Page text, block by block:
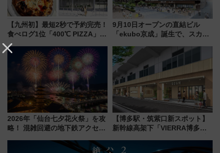
【九州初】最短2秒で予約完売！
食べログ1位「400℃ PIZZA」が
博多駅すぐの明治公園に8/7オー
プン。もつ鍋風など限定メニュ
ーも
9月10日オープンの直結ビル
「ekubo京成」誕生で、スカイ
新鎌ヶ谷はどう変わる？ 全テナ
ント情報も公開！
2026年「仙台七夕花火祭」を攻
略！ 混雑回避の地下鉄アクセス
火前に楽しむ仙台観光ルートま
【博多駅・筑紫口新スポット】
新幹線高架下「VIERRA博多テ
など注目の全6店舗 「博多活憩